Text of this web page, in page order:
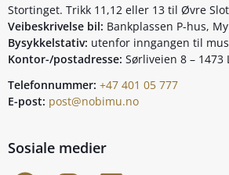
Stortinget. Trikk 11,12 eller 13 til Øvre
Veibeskrivelse bil: Bankplassen P-hus,
Bysykkelstativ: utenfor inngangen til
Kontor-/postadresse: Sørliveien 8 – 1473
Telefonnummer: +47 401 05 777
E-post: post@nobimu.no
Sosiale medier